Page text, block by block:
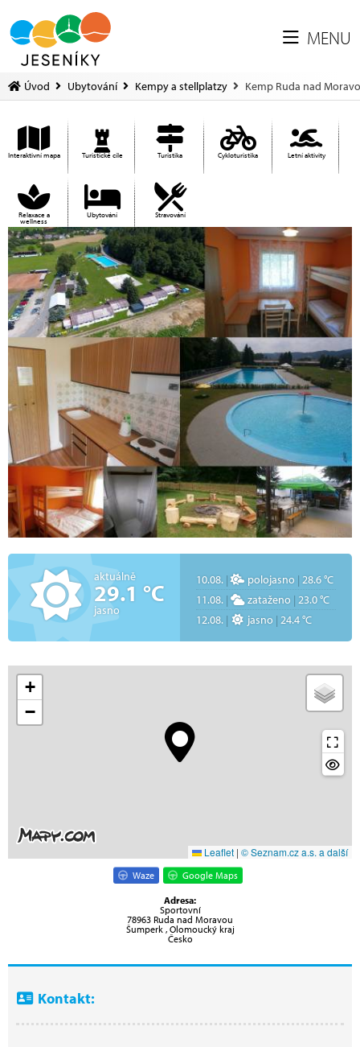
MENU
Úvod Ubytování Kempy a stellplatzy Kemp Ruda nad
Interaktivní mapa Turistické cíle Turistika Cykloturistika Letní aktivity
Relaxace a
wellness
Ubytování Stravování
aktuálně
29.1 °C
jasno
10.08. | polojasno | 28.6 °C
11.08. | zataženo | 23.0 °C
12.08. | jasno | 24.4 °C
+
−
Leaflet | © Seznam.cz a.s. a další
Waze Google Maps
Adresa:
Sportovní
78963 Ruda nad Moravou
Šumperk , Olomoucký kraj
Česko
Kontakt: